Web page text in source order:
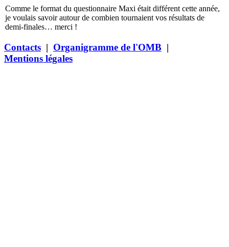
Comme le format du questionnaire Maxi était différent cette année,
je voulais savoir autour de combien tournaient vos résultats de
demi-finales… merci !
Contacts | Organigramme de l'OMB |
Mentions légales